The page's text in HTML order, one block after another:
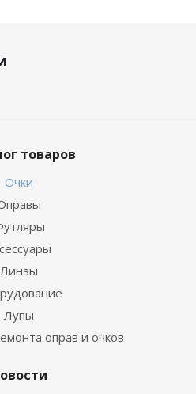
товаров
Очки
Линзы
Лупы
оправ и очков